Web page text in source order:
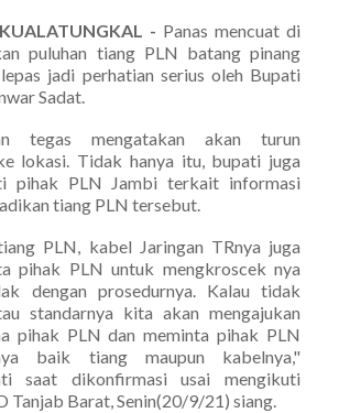
- Panas mencuat di
puluhan tiang PLN batang pinang
jadi perhatian serius oleh Bupati
Sadat.
tegas mengatakan akan turun
lokasi. Tidak hanya itu, bupati juga
pihak PLN Jambi terkait informasi
tiang PLN tersebut.
PLN, kabel Jaringan TRnya juga
pihak PLN untuk mengkroscek nya
dengan prosedurnya. Kalau tidak
standarnya kita akan mengajukan
pihak PLN dan meminta pihak PLN
baik tiang maupun kabelnya,"
saat dikonfirmasi usai mengikuti
Tanjab Barat, Senin(20/9/21) siang.